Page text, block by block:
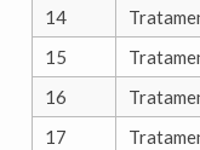
14
15
16
17